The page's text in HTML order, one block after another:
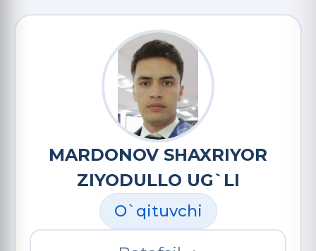
MARDONOV SHAXRIYOR
ZIYODULLO UG`LI
O`qituvchi